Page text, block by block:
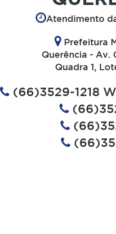
Atendimento
Prefeitura
Querência - Av.
Quadra 1,
(66)3529-1218